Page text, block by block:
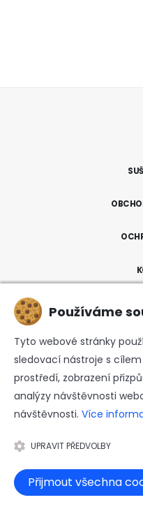
+420
JERKY Group s.r.o.- ©
Používáme
Tyto webové stránky
sledovací nástroje s
prostředí, zobrazení
analýzy návštěvnosti
návštěvnosti. Více
UPRAVIT PŘEDVOLBY
Přijmout všechna